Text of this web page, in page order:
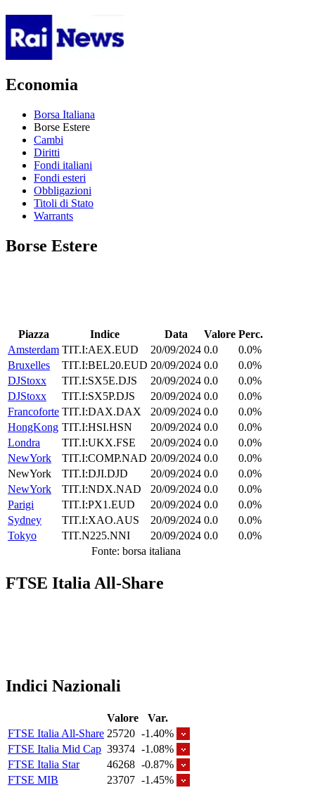
Economia
Borsa Italiana
Borse Estere
Cambi
Diritti
Fondi italiani
Fondi esteri
Obbligazioni
Titoli di Stato
Warrants
Borse Estere
Piazza Indice Data Valore Perc.
Amsterdam TIT.I:AEX.EUD 20/09/2024 0.0
0.0%
Bruxelles
TIT.I:BEL20.EUD 20/09/2024 0.0
0.0%
DJStoxx
TIT.I:SX5E.DJS 20/09/2024 0.0
0.0%
DJStoxx
TIT.I:SX5P.DJS 20/09/2024 0.0
0.0%
Francoforte TIT.I:DAX.DAX 20/09/2024 0.0
0.0%
HongKong TIT.I:HSI.HSN 20/09/2024 0.0
0.0%
Londra
TIT.I:UKX.FSE 20/09/2024 0.0
0.0%
NewYork
TIT.I:COMP.NAD 20/09/2024 0.0
0.0%
NewYork
TIT.I:DJI.DJD 20/09/2024 0.0
0.0%
NewYork
TIT.I:NDX.NAD 20/09/2024 0.0
0.0%
Parigi
TIT.I:PX1.EUD 20/09/2024 0.0
0.0%
Sydney
TIT.I:XAO.AUS 20/09/2024 0.0
0.0%
Tokyo
TIT.N225.NNI 20/09/2024 0.0
0.0%
Fonte: borsa italiana
FTSE Italia All-Share
Indici Nazionali
Valore
Var.
FTSE Italia All-Share 25720 -1.40%
FTSE Italia Mid Cap 39374 -1.08%
FTSE Italia Star
46268 -0.87%
FTSE MIB
23707 -1.45%